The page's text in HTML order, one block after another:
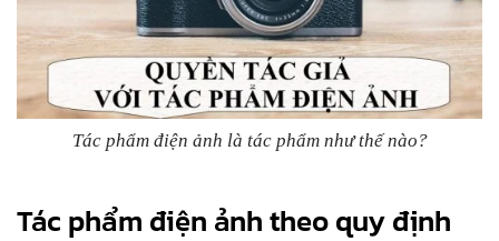
Tác phẩm điện ảnh là tác phẩm như thế nào?
Tác phẩm điện ảnh theo quy định